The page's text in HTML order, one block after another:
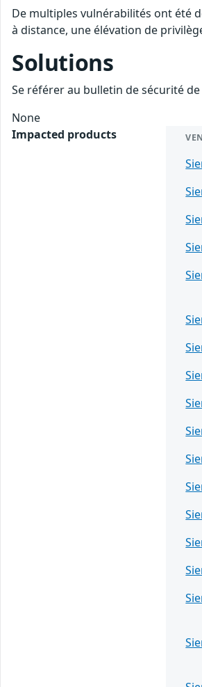
De multiples vulnérabilités ont été
à distance, une élévation de
Solutions
Se référer au bulletin de sécurité
None
Impacted products